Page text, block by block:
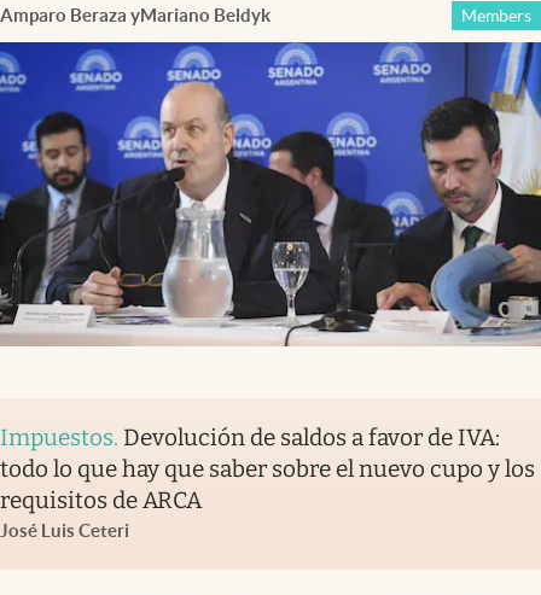
Amparo Beraza yMariano Beldyk Members
Impuestos. Devolución de saldos a favor de IVA:
todo lo que hay que saber sobre el nuevo cupo y los
requisitos de ARCA
José Luis Ceteri